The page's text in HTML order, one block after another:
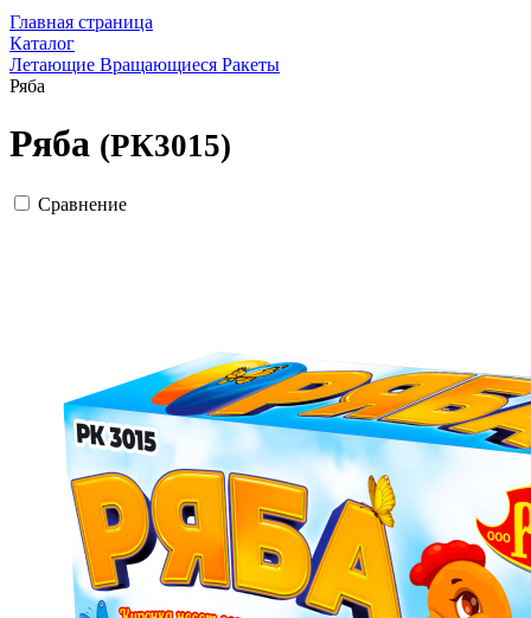
Главная страница
Каталог
Летающие Вращающиеся Ракеты
Ряба
Ряба (РК3015)
Сравнение